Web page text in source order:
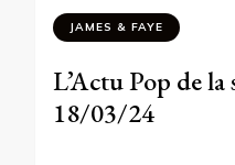
JAMES & FAYE
L’Actu Pop de la
18/03/24